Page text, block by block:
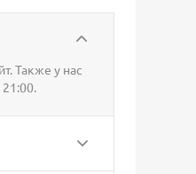
Также у нас